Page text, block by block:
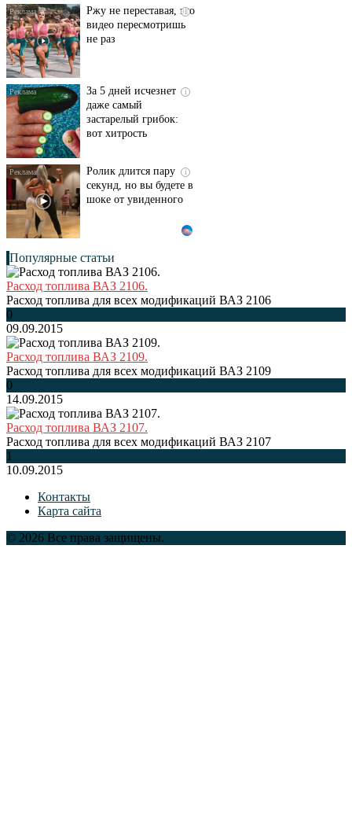
i
Ржу не переставая, это
видео пересмотришь
не раз
i
За 5 дней исчезнет
даже самый
застарелый грибок:
вот хитрость
i
Ролик длится пару
секунд, но вы будете в
шоке от увиденного
Популярные статьи
Расход топлива ВАЗ 2106.
Расход топлива для всех модификаций ВАЗ 2106
0
09.09.2015
Расход топлива ВАЗ 2109.
Расход топлива для всех модификаций ВАЗ 2109
0
14.09.2015
Расход топлива ВАЗ 2107.
Расход топлива для всех модификаций ВАЗ 2107
1
10.09.2015
Контакты
Карта сайта
© 2026 Все права защищены.